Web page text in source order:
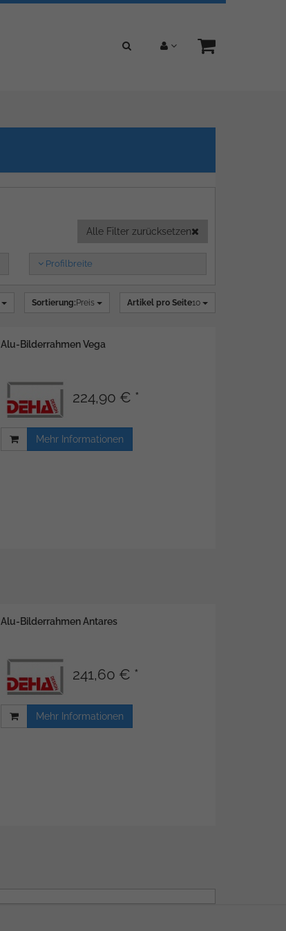
Alle Filter zurücksetzen
Profilbreite
Sortierung: Preis Artikel pro Seite10
Alu-Bilderrahmen Vega
224,90 € *
Mehr Informationen
Alu-Bilderrahmen Antares
241,60 € *
Mehr Informationen